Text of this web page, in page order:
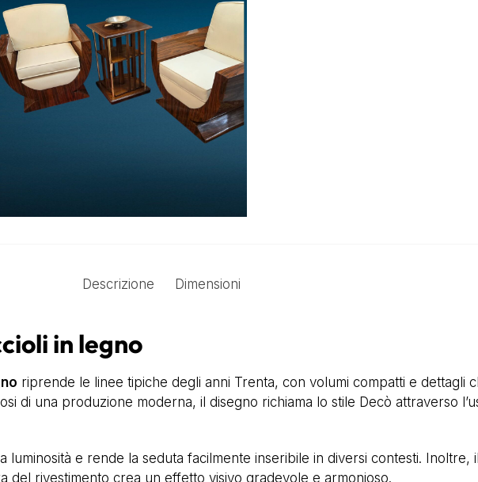
Descrizione Dimensioni
in legno
riprende le linee tipiche degli anni Trenta, con volumi compatti e dettagli
di una produzione moderna, il disegno richiama lo stile Decò attraverso
luminosità e rende la seduta facilmente inseribile in diversi contesti. Inoltre,
del rivestimento crea un effetto visivo gradevole e armonioso.